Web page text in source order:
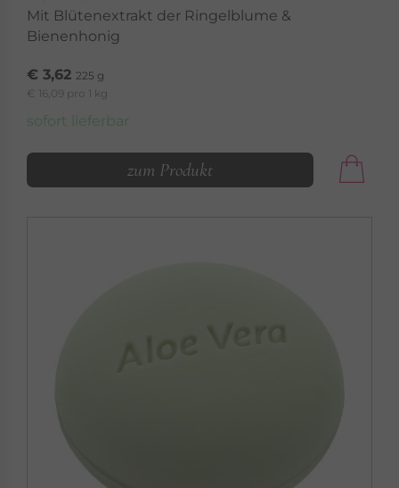
Mit Blütenextrakt der Ringelblume &
Bienenhonig
€ 3,62 225 g
€ 16,09 pro 1 kg
sofort lieferbar
zum Produkt